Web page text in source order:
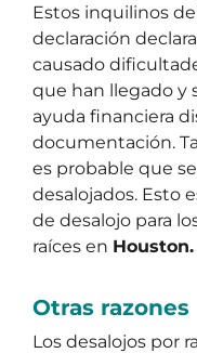
Estos inquilinos
declaración
causado
que han llegado y
ayuda financiera
documentación.
es probable que
desalojados. Esto
de desalojo para
raíces en Houston.
Otras razones
Los desalojos por